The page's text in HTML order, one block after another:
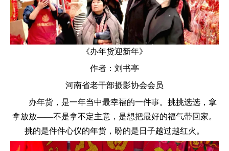
《办年货迎新年》
作者：刘书亭
河南省老干部摄影协会会员
办年货，是一年当中最幸福的一件事。挑挑选选，拿
拿放放——不是拿不定主意，是想把最好的福气带回家。
挑的是件件心仪的年货，盼的是日子越过越红火。